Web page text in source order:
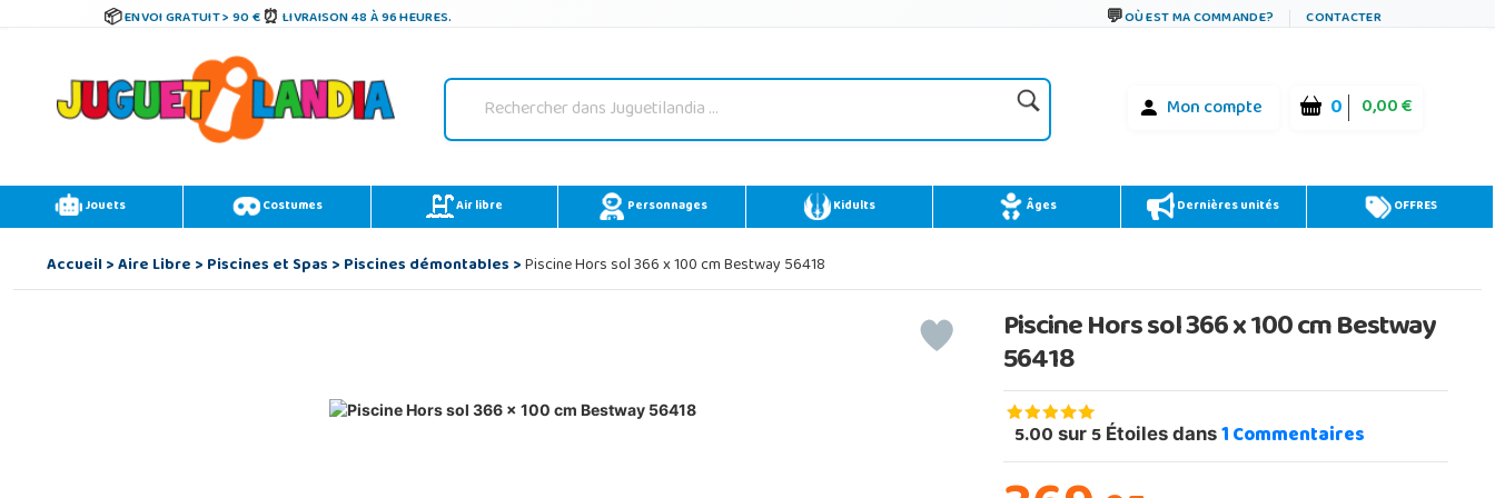
ENVOI GRATUIT > 90 € LIVRAISON 48 À 96 HEURES. OÙ EST MA COMMANDE? CONTACTER
Mon compte 0 0,00 €
Jouets Costumes Air libre Personnages Kidults Âges Dernières unités OFFRES
Accueil>Aire Libre>Piscines et Spas>Piscines démontables>Piscine Hors sol 366 x 100 cm Bestway 56418
Piscine Hors sol 366 x 100 cm Bestway
56418
5.00 sur 5 Étoiles dans1Commentaires